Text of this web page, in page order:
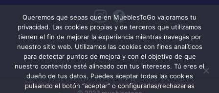
Queremos que sepas que en MueblesToGo valoramos tu
privacidad. Las cookies propias y de terceros que utilizamos
tienen el fin de mejorar la experiencia mientras navegas por
nuestro sitio web. Utilizamos las cookies con fines analíticos
para detectar puntos de mejora y con el objetivo de que
nuestro contenido esté alineado con tus intereses. Tú eres el
dueño de tus datos. Puedes aceptar todas las cookies
pulsando el botón “aceptar” o configurarlas/rechazarlas